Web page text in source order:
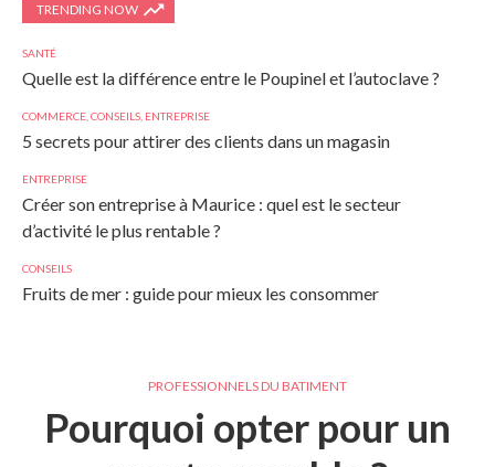
TRENDING NOW
SANTÉ
Quelle est la différence entre le Poupinel et l’autoclave ?
COMMERCE CONSEILS ENTREPRISE
5 secrets pour attirer des clients dans un magasin
ENTREPRISE
Créer son entreprise à Maurice : quel est le secteur
d’activité le plus rentable ?
CONSEILS
Fruits de mer : guide pour mieux les consommer
PROFESSIONNELS DU BATIMENT
Pourquoi opter pour un